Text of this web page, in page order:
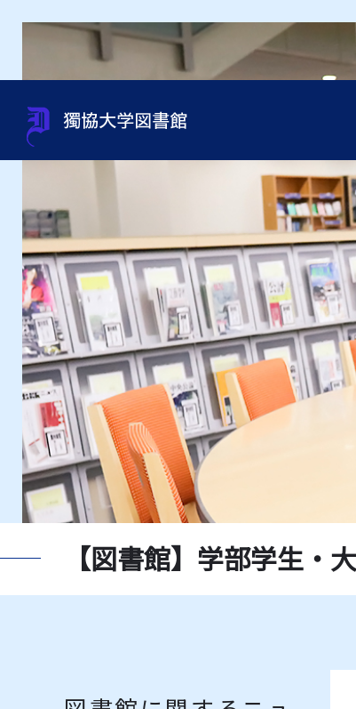
蔵書検索（OPAC）
オンラインジャーナルの使い
方
テーマ別資料の探し方
新聞一覧
指定書一覧
データベース一覧
利用案内
利用資格
サポート
資料取寄せ（文献複写・図書
借受）
授業・ゼミセミナー
貴重書・特別資料・特別コレ
クション
組織・問い合わせ先一覧
規程集・年次報告書・各種統
計
沿革
【図書館】学部学生・